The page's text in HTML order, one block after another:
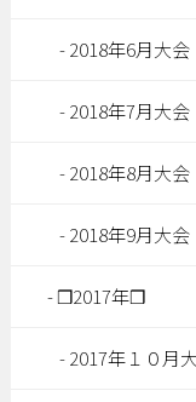
2018年6月大会
2018年7月大会
2018年8月大会
2018年9月大会
❒2017年❒
2017年１０月